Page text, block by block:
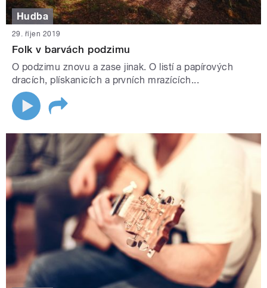
Hudba
29. říjen 2019
Folk v barvách podzimu
O podzimu znovu a zase jinak. O listí a papírových
dracích, plískanicích a prvních mrazících...